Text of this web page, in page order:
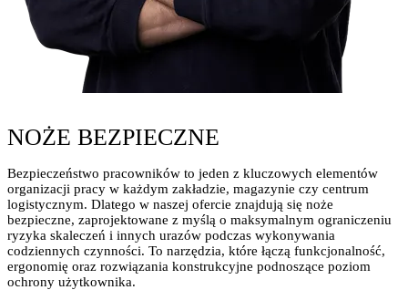
NOŻE BEZPIECZNE
Bezpieczeństwo pracowników to jeden z kluczowych elementów
organizacji pracy w każdym zakładzie, magazynie czy centrum
logistycznym. Dlatego w naszej ofercie znajdują się noże
bezpieczne, zaprojektowane z myślą o maksymalnym ograniczeniu
ryzyka skaleczeń i innych urazów podczas wykonywania
codziennych czynności. To narzędzia, które łączą funkcjonalność,
ergonomię oraz rozwiązania konstrukcyjne podnoszące poziom
ochrony użytkownika.